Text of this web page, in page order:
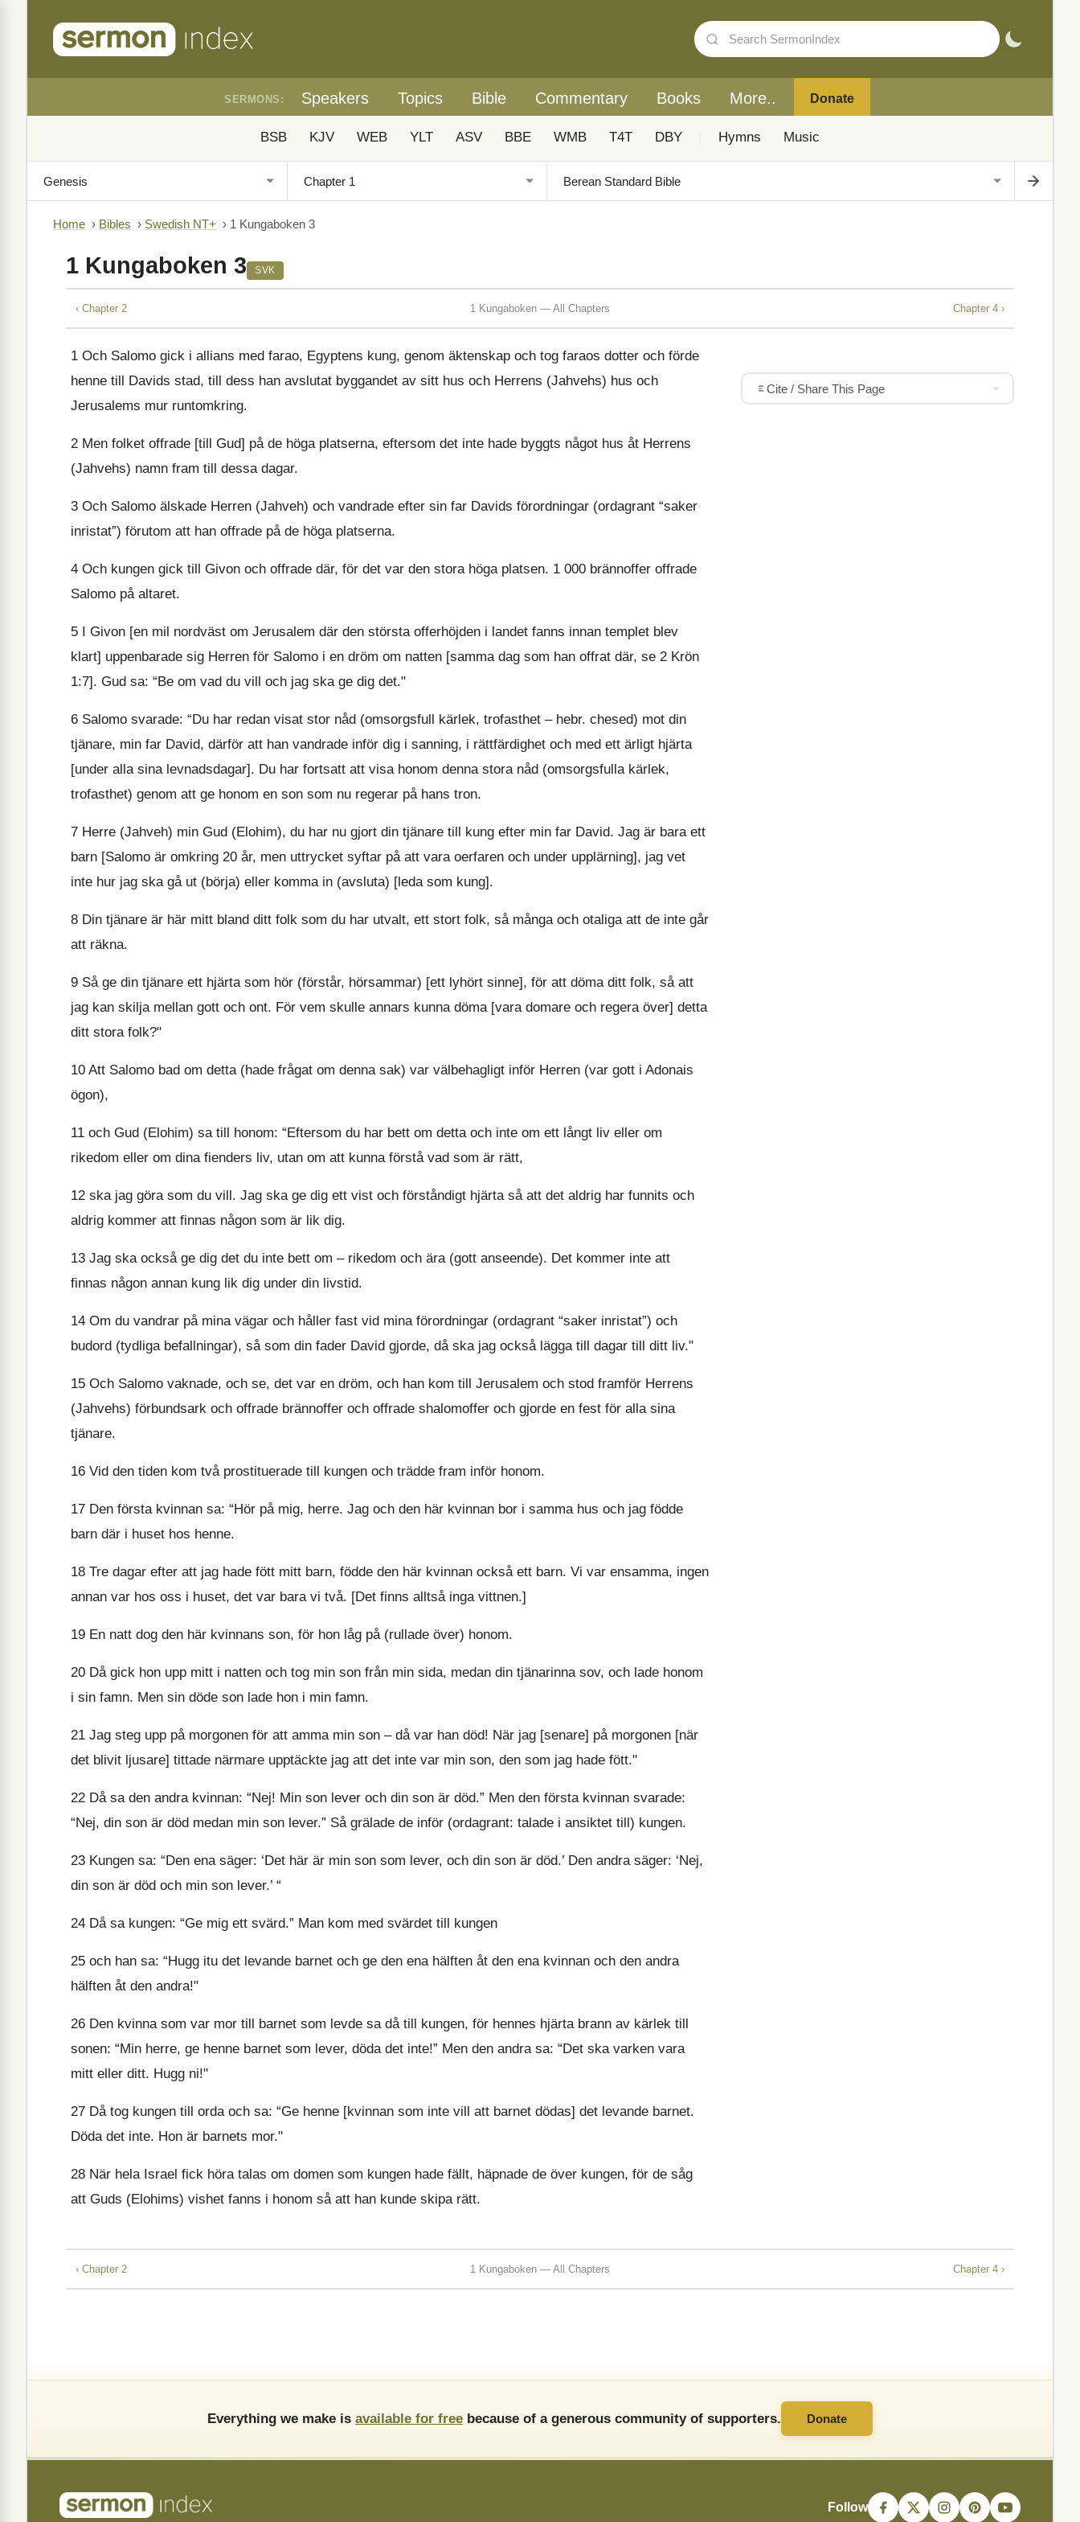
SERMONS: Speakers Topics Bible Commentary Books More.. Donate
BSB KJV WEB YLT ASV BBE WMB T4T DBY Hymns Music
Home › Bibles › Swedish NT+ › 1 Kungaboken 3
1 Kungaboken 3 SVK
‹ Chapter 2 1 Kungaboken — All Chapters Chapter 4 ›
1 Och Salomo gick i allians med farao, Egyptens kung, genom äktenskap och tog faraos dotter och förde
henne till Davids stad, till dess han avslutat byggandet av sitt hus och Herrens (Jahvehs) hus och
Jerusalems mur runtomkring.
2 Men folket offrade [till Gud] på de höga platserna, eftersom det inte hade byggts något hus åt Herrens
(Jahvehs) namn fram till dessa dagar.
3 Och Salomo älskade Herren (Jahveh) och vandrade efter sin far Davids förordningar (ordagrant “saker
inristat”) förutom att han offrade på de höga platserna.
4 Och kungen gick till Givon och offrade där, för det var den stora höga platsen. 1 000 brännoffer offrade
Salomo på altaret.
5 I Givon [en mil nordväst om Jerusalem där den största offerhöjden i landet fanns innan templet blev
klart] uppenbarade sig Herren för Salomo i en dröm om natten [samma dag som han offrat där, se 2 Krön
1:7]. Gud sa: “Be om vad du vill och jag ska ge dig det."
6 Salomo svarade: “Du har redan visat stor nåd (omsorgsfull kärlek, trofasthet – hebr. chesed) mot din
tjänare, min far David, därför att han vandrade inför dig i sanning, i rättfärdighet och med ett ärligt hjärta
[under alla sina levnadsdagar]. Du har fortsatt att visa honom denna stora nåd (omsorgsfulla kärlek,
trofasthet) genom att ge honom en son som nu regerar på hans tron.
7 Herre (Jahveh) min Gud (Elohim), du har nu gjort din tjänare till kung efter min far David. Jag är bara ett
barn [Salomo är omkring 20 år, men uttrycket syftar på att vara oerfaren och under upplärning], jag vet
inte hur jag ska gå ut (börja) eller komma in (avsluta) [leda som kung].
8 Din tjänare är här mitt bland ditt folk som du har utvalt, ett stort folk, så många och otaliga att de inte går
att räkna.
9 Så ge din tjänare ett hjärta som hör (förstår, hörsammar) [ett lyhört sinne], för att döma ditt folk, så att
jag kan skilja mellan gott och ont. För vem skulle annars kunna döma [vara domare och regera över] detta
ditt stora folk?"
10 Att Salomo bad om detta (hade frågat om denna sak) var välbehagligt inför Herren (var gott i Adonais
ögon),
11 och Gud (Elohim) sa till honom: “Eftersom du har bett om detta och inte om ett långt liv eller om
rikedom eller om dina fienders liv, utan om att kunna förstå vad som är rätt,
12 ska jag göra som du vill. Jag ska ge dig ett vist och förståndigt hjärta så att det aldrig har funnits och
aldrig kommer att finnas någon som är lik dig.
13 Jag ska också ge dig det du inte bett om – rikedom och ära (gott anseende). Det kommer inte att
finnas någon annan kung lik dig under din livstid.
14 Om du vandrar på mina vägar och håller fast vid mina förordningar (ordagrant “saker inristat”) och
budord (tydliga befallningar), så som din fader David gjorde, då ska jag också lägga till dagar till ditt liv."
15 Och Salomo vaknade, och se, det var en dröm, och han kom till Jerusalem och stod framför Herrens
(Jahvehs) förbundsark och offrade brännoffer och offrade shalomoffer och gjorde en fest för alla sina
tjänare.
16 Vid den tiden kom två prostituerade till kungen och trädde fram inför honom.
17 Den första kvinnan sa: “Hör på mig, herre. Jag och den här kvinnan bor i samma hus och jag födde
barn där i huset hos henne.
18 Tre dagar efter att jag hade fött mitt barn, födde den här kvinnan också ett barn. Vi var ensamma, ingen
annan var hos oss i huset, det var bara vi två. [Det finns alltså inga vittnen.]
19 En natt dog den här kvinnans son, för hon låg på (rullade över) honom.
20 Då gick hon upp mitt i natten och tog min son från min sida, medan din tjänarinna sov, och lade honom
i sin famn. Men sin döde son lade hon i min famn.
21 Jag steg upp på morgonen för att amma min son – då var han död! När jag [senare] på morgonen [när
det blivit ljusare] tittade närmare upptäckte jag att det inte var min son, den som jag hade fött."
22 Då sa den andra kvinnan: “Nej! Min son lever och din son är död.” Men den första kvinnan svarade:
“Nej, din son är död medan min son lever.” Så grälade de inför (ordagrant: talade i ansiktet till) kungen.
23 Kungen sa: “Den ena säger: ‘Det här är min son som lever, och din son är död.’ Den andra säger: ‘Nej,
din son är död och min son lever.’ “
24 Då sa kungen: “Ge mig ett svärd.” Man kom med svärdet till kungen
25 och han sa: “Hugg itu det levande barnet och ge den ena hälften åt den ena kvinnan och den andra
hälften åt den andra!"
26 Den kvinna som var mor till barnet som levde sa då till kungen, för hennes hjärta brann av kärlek till
sonen: “Min herre, ge henne barnet som lever, döda det inte!” Men den andra sa: “Det ska varken vara
mitt eller ditt. Hugg ni!"
27 Då tog kungen till orda och sa: “Ge henne [kvinnan som inte vill att barnet dödas] det levande barnet.
Döda det inte. Hon är barnets mor."
28 När hela Israel fick höra talas om domen som kungen hade fällt, häpnade de över kungen, för de såg
att Guds (Elohims) vishet fanns i honom så att han kunde skipa rätt.
Cite / Share This Page
‹ Chapter 2 1 Kungaboken — All Chapters Chapter 4 ›
Everything we make is available for free because of a generous community of supporters. Donate
Follow